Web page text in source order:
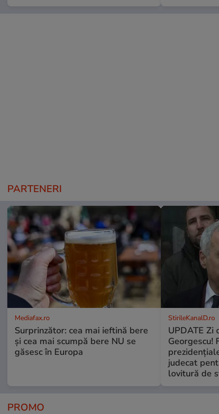
PARTENERI
Mediafax.ro
Surprinzător: cea mai ieftină bere
și cea mai scumpă bere NU se
găsesc în Europa
StirileKanalD.ro
UPDATE Zi
Georgescu!
judecat
lovitură de
PROMO